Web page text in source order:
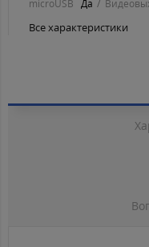
microUSB Да
Все характеристики